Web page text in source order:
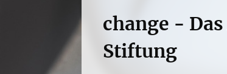
change -
Stiftung